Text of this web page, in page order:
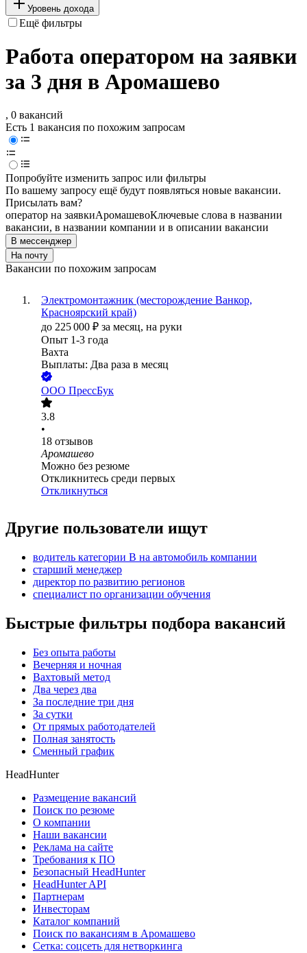
Уровень дохода
Ещё фильтры
Работа оператором на заявки
за 3 дня в Аромашево
, 0 вакансий
Есть 1 вакансия по похожим запросам
Попробуйте изменить запрос или фильтры
По вашему запросу ещё будут появляться новые вакансии.
Присылать вам?
оператор на заявкиАромашевоКлючевые слова в названии
вакансии, в названии компании и в описании вакансии
В мессенджер
На почту
Вакансии по похожим запросам
Электромонтажник (месторождение Ванкор,
Красноярский край)
до 225 000 ₽ за месяц, на руки
Опыт 1-3 года
Вахта
Выплаты: Два раза в месяц
ООО ПрессБук
3.8
•
18 отзывов
Аромашево
Можно без резюме
Откликнитесь среди первых
Откликнуться
Другие пользователи ищут
водитель категории B на автомобиль компании
старший менеджер
директор по развитию регионов
специалист по организации обучения
Быстрые фильтры подбора вакансий
Без опыта работы
Вечерняя и ночная
Вахтовый метод
Два через два
За последние три дня
За сутки
От прямых работодателей
Полная занятость
Сменный график
HeadHunter
Размещение вакансий
Поиск по резюме
О компании
Наши вакансии
Реклама на сайте
Требования к ПО
Безопасный HeadHunter
HeadHunter API
Партнерам
Инвесторам
Каталог компаний
Поиск по вакансиям в Аромашево
Сетка: соцсеть для нетворкинга